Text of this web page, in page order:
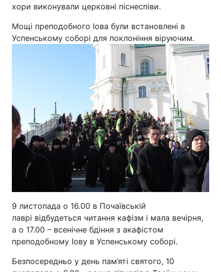
Здоров'я Туризм
Цікавинки Погода
Статті
Думки
Архів Вакансії
Контакти
ПОСЛУГИ
Реклама на сайті Фотобанк
Моніторинг Пресцентр
хори виконували церковні піснеспіви.
Мощі преподобного Іова були встановлені в
Успенському соборі для поклоніння віруючим.
9 листопада о 16.00 в Почаївській
лаврі відбудеться читання кафізм і мала вечірня,
а о 17.00 – всенічне бдіння з акафістом
преподобному Іову в Успенському соборі.
Безпосередньо у день пам’яті святого, 10